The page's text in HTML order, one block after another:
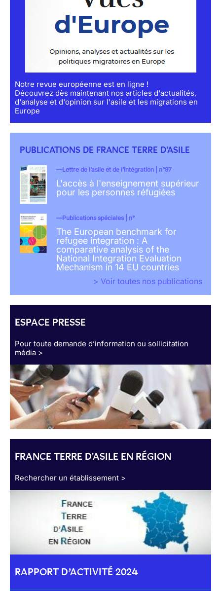
Notre revue européenne est en ligne !
Découvrez dès maintenant nos articles d'actualités,
d'analyse et d'opinion sur l'asile et les migrations en
Europe
PUBLICATIONS DE FRANCE TERRE D'ASILE
Lettre de l’asile et de l’intégration | n°97
L'accès à l'enseignement supérieur
pour les personnes réfugiées
Publications spéciales | n°
The European benchmark for
refugee integration : A
comparative analysis of the
National Integration Evaluation
Mechanism in 14 EU countries
> Voir toutes nos publications
ESPACE PRESSE
Pour toute demande d’information ou sollicitation
média >
FRANCE TERRE D'ASILE EN RÉGION
Rechercher un établissement >
RAPPORT D’ACTIVITÉ 2024